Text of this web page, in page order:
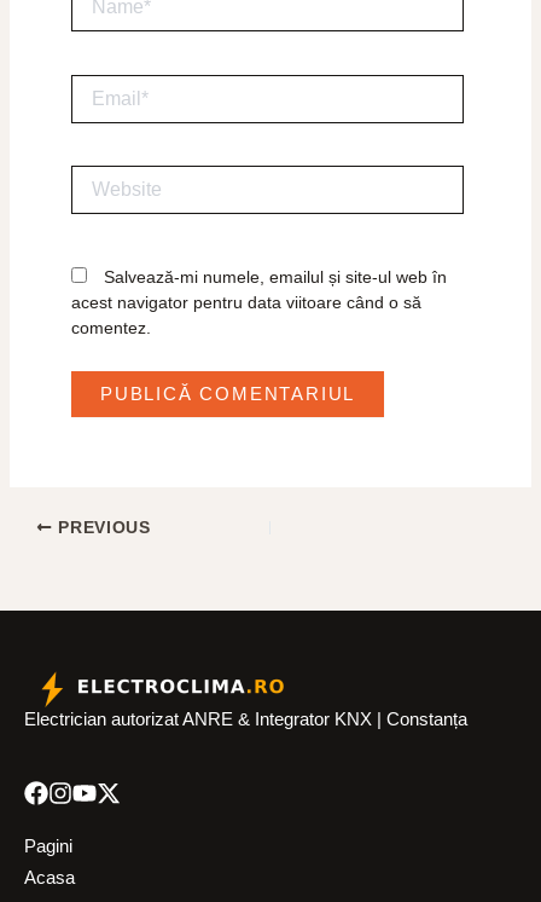
Salvează-mi numele, emailul și site-ul web în
acest navigator pentru data viitoare când o să
comentez.
PREVIOUS
Electrician autorizat ANRE & Integrator KNX | Constanța
Pagini
Acasa